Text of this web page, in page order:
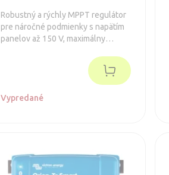
Robustný a rýchly MPPT regulátor
pre náročné podmienky s napätím
panelov až 150 V, maximálny
Vypredané